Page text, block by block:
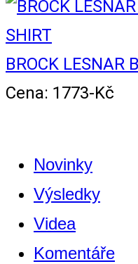
BROCK LESNAR
Cena: 1773-Kč
Novinky
Výsledky
Videa
Komentáře